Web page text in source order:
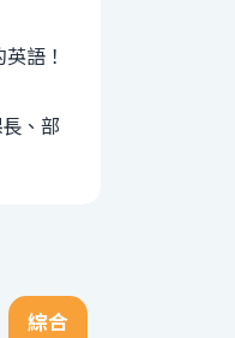
語！
、部
綜合